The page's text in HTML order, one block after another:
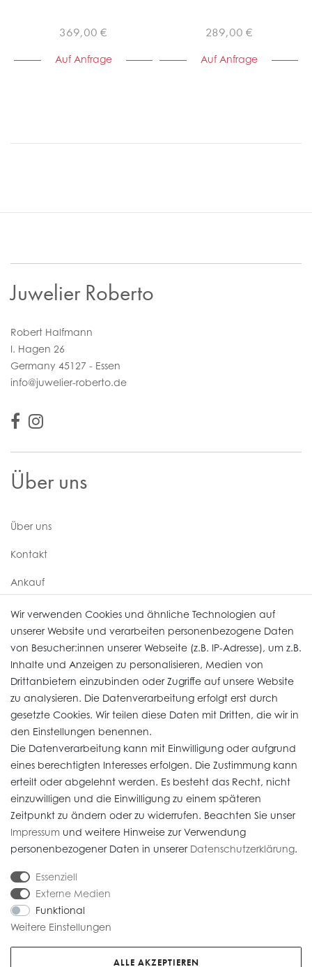
369,00 €
Auf Anfrage
289,00 €
Auf Anfrage
Juwelier Roberto
Robert Halfmann
I. Hagen 26
Germany 45127 - Essen
info@juwelier-roberto.de
Über uns
Über uns
Kontakt
Ankauf
Uhren Service
Vertrag widerrufen
Informationen
Widerrufs­recht
Impressum
AGB
Kundenauftrag) sind nach § 25 A UStG besteuert, die MwSt ist nicht
Wir verwenden Cookies und ähnliche Technologien auf
unserer Website und verarbeiten personenbezogene Daten
von Besucher:innen unserer Webseite (z.B. IP-Adresse), um z.B.
Inhalte und Anzeigen zu personalisieren, Medien von
Drittanbietern einzubinden oder Zugriffe auf unsere Website
zu analysieren. Die Datenverarbeitung erfolgt erst durch
gesetzte Cookies. Wir teilen diese Daten mit Dritten, die wir in
den Einstellungen benennen.
Die Datenverarbeitung kann mit Einwilligung oder aufgrund
eines berechtigten Interesses erfolgen. Die Zustimmung kann
erteilt oder abgelehnt werden. Es besteht das Recht, nicht
einzuwilligen und die Einwilligung zu einem späteren
Zeitpunkt zu ändern oder zu widerrufen. Beachten Sie unser
Impressum und weitere Hinweise zur Verwendung
personenbezogener Daten in unserer Daten­schutz­erklärung.
Essenziell
Externe Medien
Funktional
Weitere Einstellungen
ALLE AKZEPTIEREN